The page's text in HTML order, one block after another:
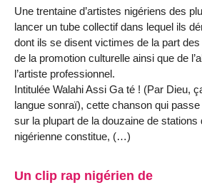
Une trentaine d’artistes nigériens des
lancer un tube collectif dans lequel ils
dont ils se disent victimes de la part
de la promotion culturelle ainsi que de
l’artiste professionnel.
Intitulée Walahi Assi Ga té ! (Par Dieu,
langue sonraï), cette chanson qui
sur la plupart de la douzaine de stations
nigérienne constitue, (…)
Un clip rap nigérien de